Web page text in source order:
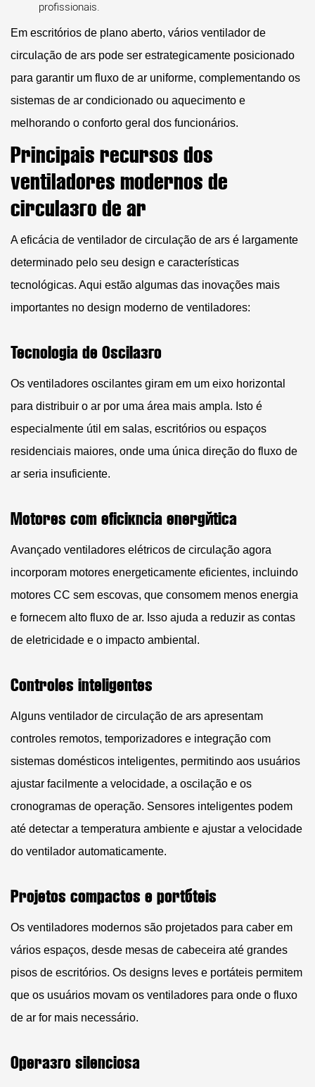
profissionais.
Em escritórios de plano aberto, vários ventilador de
circulação de ars pode ser estrategicamente posicionado
para garantir um fluxo de ar uniforme, complementando os
sistemas de ar condicionado ou aquecimento e
melhorando o conforto geral dos funcionários.
Principais recursos dos
ventiladores modernos de
circulação de ar
A eficácia de ventilador de circulação de ars é largamente
determinado pelo seu design e características
tecnológicas. Aqui estão algumas das inovações mais
importantes no design moderno de ventiladores:
Tecnologia de Oscilação
Os ventiladores oscilantes giram em um eixo horizontal
para distribuir o ar por uma área mais ampla. Isto é
especialmente útil em salas, escritórios ou espaços
residenciais maiores, onde uma única direção do fluxo de
ar seria insuficiente.
Motores com eficiência energética
Avançado ventiladores elétricos de circulação agora
incorporam motores energeticamente eficientes, incluindo
motores CC sem escovas, que consomem menos energia
e fornecem alto fluxo de ar. Isso ajuda a reduzir as contas
de eletricidade e o impacto ambiental.
Controles inteligentes
Alguns ventilador de circulação de ars apresentam
controles remotos, temporizadores e integração com
sistemas domésticos inteligentes, permitindo aos usuários
ajustar facilmente a velocidade, a oscilação e os
cronogramas de operação. Sensores inteligentes podem
até detectar a temperatura ambiente e ajustar a velocidade
do ventilador automaticamente.
Projetos compactos e portáteis
Os ventiladores modernos são projetados para caber em
vários espaços, desde mesas de cabeceira até grandes
pisos de escritórios. Os designs leves e portáteis permitem
que os usuários movam os ventiladores para onde o fluxo
de ar for mais necessário.
Operação silenciosa